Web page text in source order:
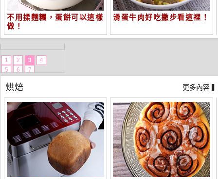
不用揉麵糰，蛋餅可以這樣
做！
滑蛋牛肉好吃撇步看這裡！
1 2 3
4
5
6 7
烘焙 更多內容 ▍